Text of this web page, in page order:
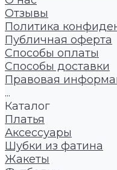
Отзывы
Политика
Публичная оферта
Способы оплаты
Способы доставки
Правовая
...
Каталог
Платья
Аксессуары
Шубки из фатина
Жакеты